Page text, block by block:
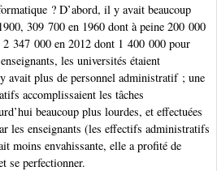
? D’abord, il y avait beaucoup
309 700 en 1960 dont à peine 200 000
2 347 000 en 2012 dont 1 400 000 pour
les universités étaient
avait plus de personnel administratif ; une
accomplissaient les tâches
beaucoup plus lourdes, et effectuées
les enseignants (les effectifs administratifs
moins envahissante, elle a profité de
se perfectionner.